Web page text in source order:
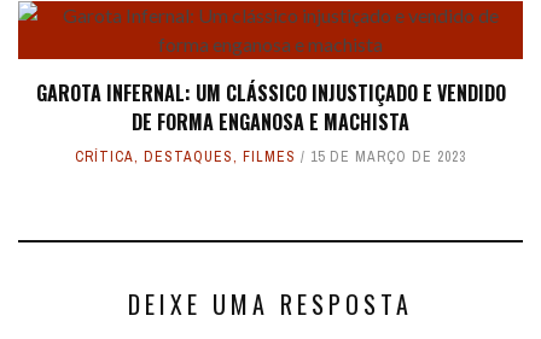
GAROTA INFERNAL: UM CLÁSSICO INJUSTIÇADO E VENDIDO
DE FORMA ENGANOSA E MACHISTA
CRÍTICA, DESTAQUES, FILMES 15 DE MARÇO DE 2023
DEIXE UMA RESPOSTA